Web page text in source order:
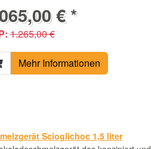
€ *
1.265,00 €
Mehr Informationen
Scioglichoc 1,5 liter